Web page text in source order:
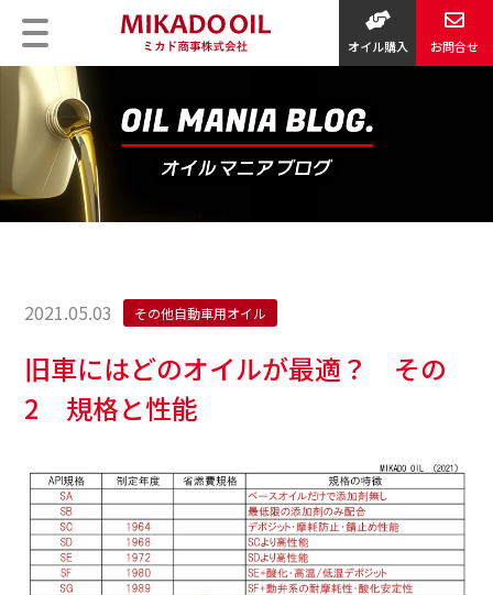
オイル購入 お問合せ
2021.05.03 その他自動車用オイル
旧車にはどのオイルが最適？ その
2 規格と性能